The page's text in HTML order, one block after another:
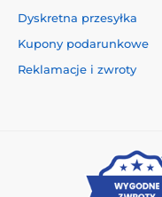
Dyskretna przesyłka
Kupony podarunkowe
Reklamacje i zwroty